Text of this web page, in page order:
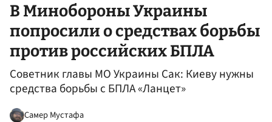
В Минобороны Украины
попросили о средствах борьбы
против российских БПЛА
Советник главы МО Украины Сак: Киеву нужны
средства борьбы с БПЛА «Ланцет»
Самер Мустафа